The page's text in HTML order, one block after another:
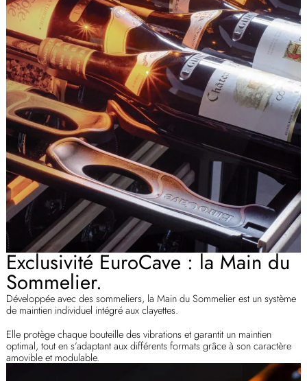
Exclusivité EuroCave : la Main du
Sommelier.
Développée avec des sommeliers, la Main du Sommelier est un système
de maintien individuel intégré aux clayettes.
Elle protège chaque bouteille des vibrations et garantit un maintien
optimal, tout en s’adaptant aux différents formats grâce à son caractère
amovible et modulable.